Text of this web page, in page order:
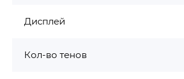
2 рівень - нанесення
зчеплення емалі та металу, 3
Дисплей
Кол-во тенов